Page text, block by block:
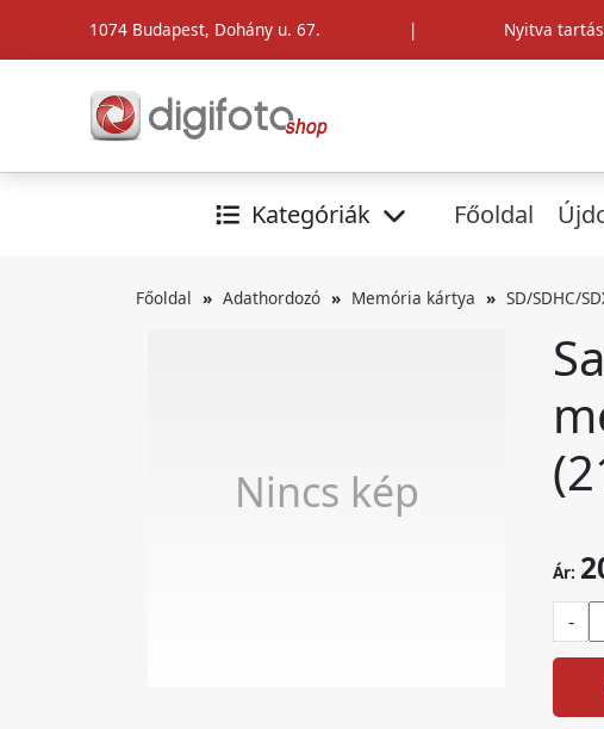
1074 Budapest, Dohány u. 67. | Nyitva
Kategóriák Főoldal
Főoldal Adathordozó Memória kártya SD/SDHC/
Nincs kép
Ár:
-